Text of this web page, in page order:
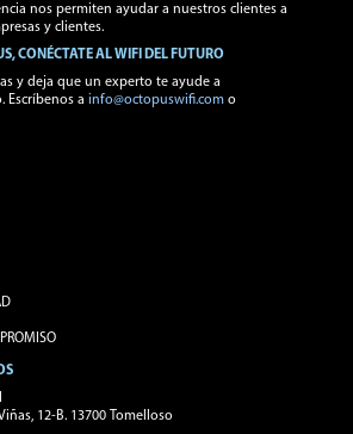
nos permiten ayudar a nuestros clientes a
y clientes.
CONÉCTATE AL WIFI DEL FUTURO
y deja que un experto te ayude a
Escríbenos a info@octopuswifi.como
12-B. 13700 Tomelloso